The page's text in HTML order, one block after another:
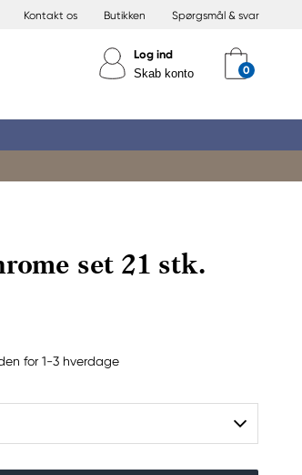
Kontakt os Butikken Spørgsmål & svar
Log ind
Skab konto
set 21 stk.
for 1-3 hverdage